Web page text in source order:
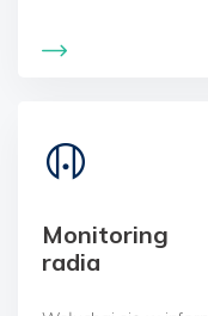
Monitoring
radia